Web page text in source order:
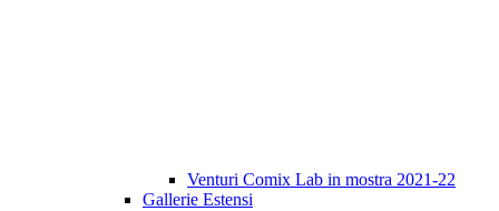
Venturi Comix Lab in mostra 2021-22
Gallerie Estensi